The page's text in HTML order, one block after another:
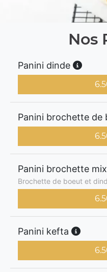
Nos
Panini dinde
Panini brochette de
Panini brochette
Brochette de boeut et
Panini kefta